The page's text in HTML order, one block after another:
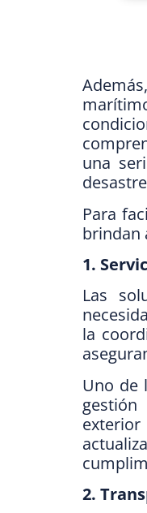
una
Para
brindan
1.
Las
la
Uno de
gestión
exterior
2.